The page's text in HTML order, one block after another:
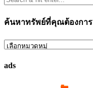
ค้นหาทรัพย์ที่คุณต้องการ
ค้นหา
ที่
ads